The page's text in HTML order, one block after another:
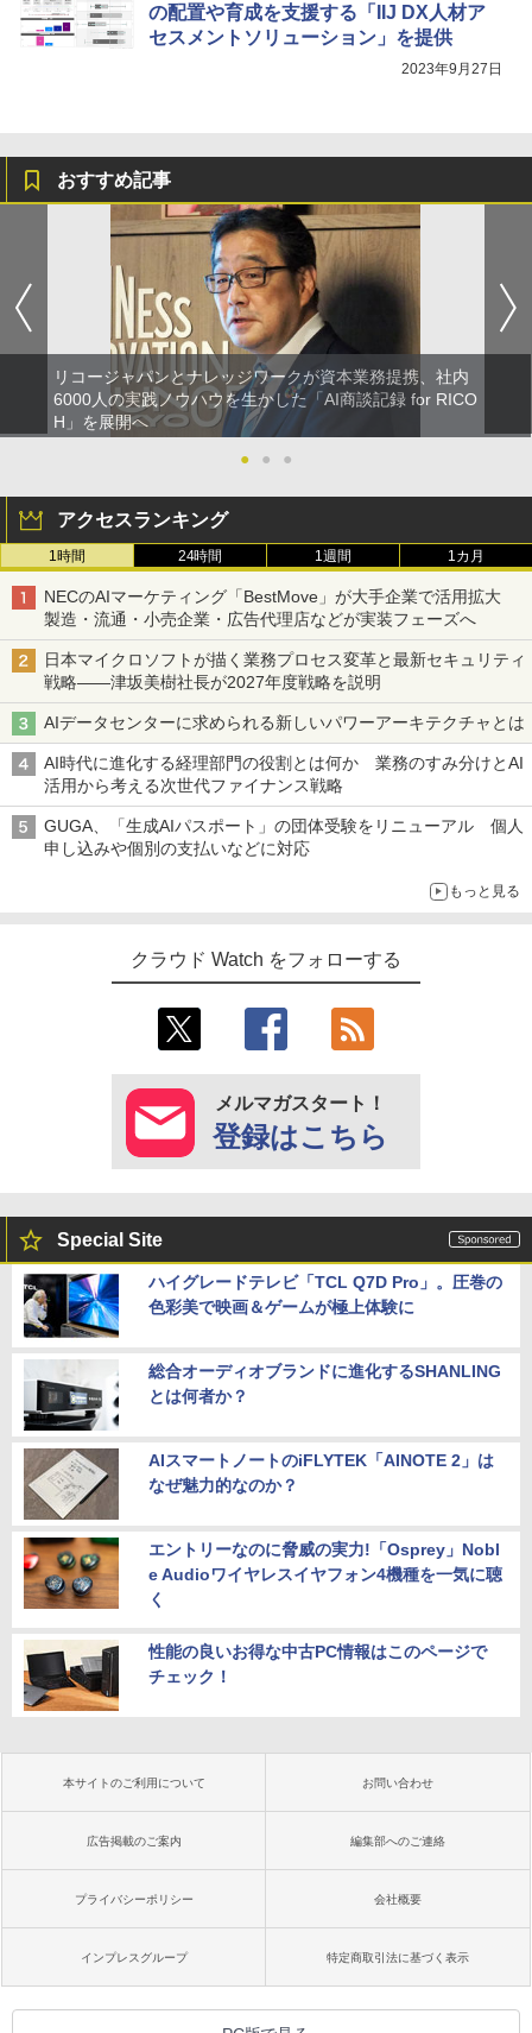
の配置や育成を支援する「IIJ DX人材ア
セスメントソリューション」を提供
2023年9月27日
おすすめ記事
リコージャパンとナレッジワークが資本業務提携、社内
6000人の実践ノウハウを生かした「AI商談記録 for RICO
H」を展開へ
●
● ●
アクセスランキング
1時間 24時間 1週間 1カ月
NECのAIマーケティング「BestMove」が大手企業で活用拡大
製造・流通・小売企業・広告代理店などが実装フェーズへ
日本マイクロソフトが描く業務プロセス変革と最新セキュリティ
戦略――津坂美樹社長が2027年度戦略を説明
AIデータセンターに求められる新しいパワーアーキテクチャとは
AI時代に進化する経理部門の役割とは何か 業務のすみ分けとAI
活用から考える次世代ファイナンス戦略
GUGA、「生成AIパスポート」の団体受験をリニューアル 個人
申し込みや個別の支払いなどに対応
もっと見る
クラウド Watch をフォローする
メルマガスタート！
登録はこちら
Special Site
ハイグレードテレビ「TCL Q7D Pro」。圧巻の
色彩美で映画＆ゲームが極上体験に
総合オーディオブランドに進化するSHANLING
とは何者か？
AIスマートノートのiFLYTEK「AINOTE 2」は
なぜ魅力的なのか？
エントリーなのに脅威の実力!「Osprey」Nobl
e Audioワイヤレスイヤフォン4機種を一気に聴
く
性能の良いお得な中古PC情報はこのページで
チェック！
本サイトのご利用について お問い合わせ
広告掲載のご案内 編集部へのご連絡
プライバシーポリシー 会社概要
インプレスグループ 特定商取引法に基づく表示